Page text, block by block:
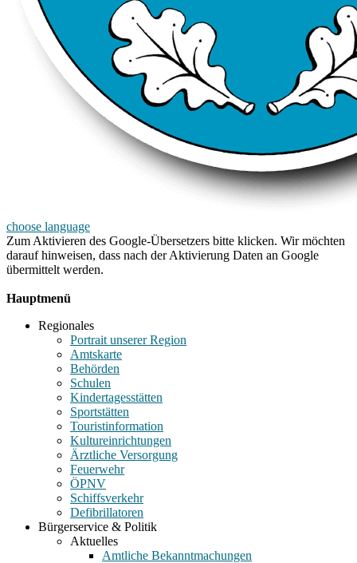
choose language
Zum Aktivieren des Google-Übersetzers bitte klicken. Wir möchten
darauf hinweisen, dass nach der Aktivierung Daten an Google
übermittelt werden.
Hauptmenü
Regionales
Portrait unserer Region
Amtskarte
Behörden
Schulen
Kindertagesstätten
Sportstätten
Touristinformation
Kultureinrichtungen
Ärztliche Versorgung
Feuerwehr
ÖPNV
Schiffsverkehr
Defibrillatoren
Bürgerservice & Politik
Aktuelles
Amtliche Bekanntmachungen